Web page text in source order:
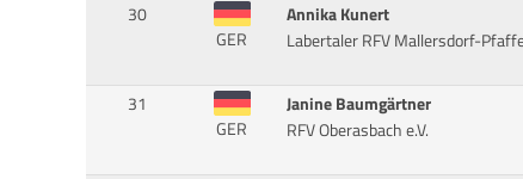
30
GER
Annika Kunert
Labertaler RFV Mallersdorf-
31
GER
Janine Baumgärtner
RFV Oberasbach e.V.